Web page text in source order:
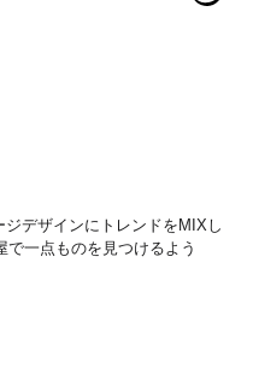
デザインにトレンドをMIXし
一点ものを見つけるよう